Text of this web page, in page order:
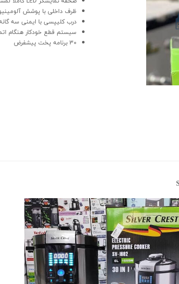
ظرف داخلی با پوشش
درب کلیپسی با ایمنی سه
سیستم قطع خودکار هنگام
30 برنامه پخت پیشفرض